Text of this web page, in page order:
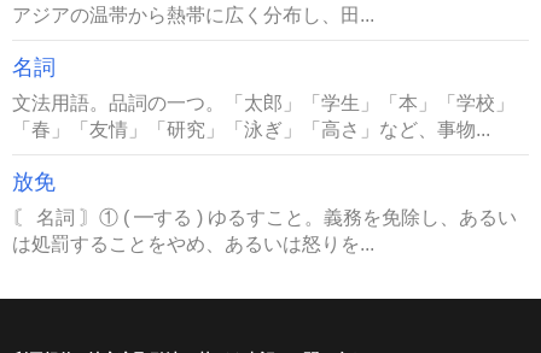
アジアの温帯から熱帯に広く分布し、田...
名詞
文法用語。品詞の一つ。「太郎」「学生」「本」「学校」
「春」「友情」「研究」「泳ぎ」「高さ」など、事物...
放免
〘 名詞 〙① ( ━する ) ゆるすこと。義務を免除し、あるい
は処罰することをやめ、あるいは怒りを...